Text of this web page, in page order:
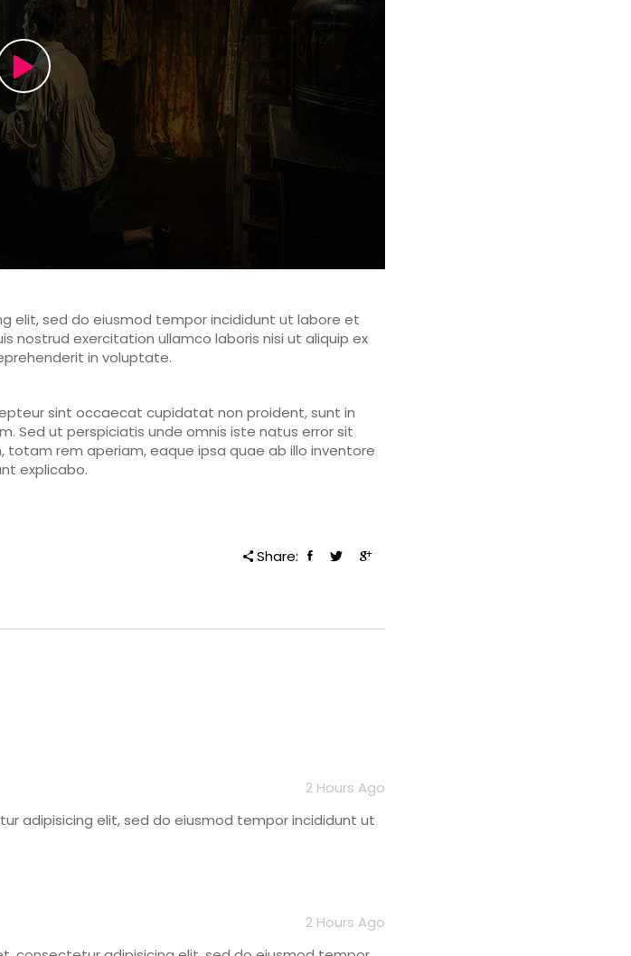
elit, sed do eiusmod tempor incididunt ut labore et
nostrud exercitation ullamco laboris nisi ut aliquip ex
in voluptate.
sint occaecat cupidatat non proident, sunt in
Sed ut perspiciatis unde omnis iste natus error sit
rem aperiam, eaque ipsa quae ab illo inventore
explicabo.
Share:
2 Hours Ago
adipisicing elit, sed do eiusmod tempor incididunt ut
2 Hours Ago